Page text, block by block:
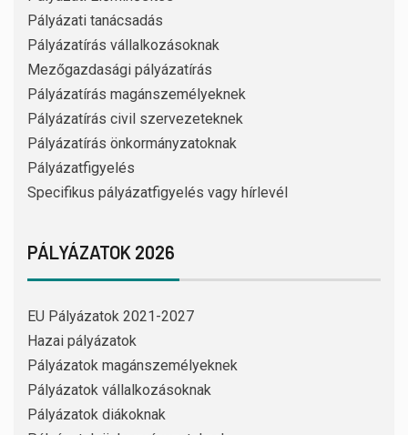
Pályázati tanácsadás
Pályázatírás vállalkozásoknak
Mezőgazdasági pályázatírás
Pályázatírás magánszemélyeknek
Pályázatírás civil szervezeteknek
Pályázatírás önkormányzatoknak
Pályázatfigyelés
Specifikus pályázatfigyelés vagy hírlevél
PÁLYÁZATOK 2026
EU Pályázatok 2021-2027
Hazai pályázatok
Pályázatok magánszemélyeknek
Pályázatok vállalkozásoknak
Pályázatok diákoknak